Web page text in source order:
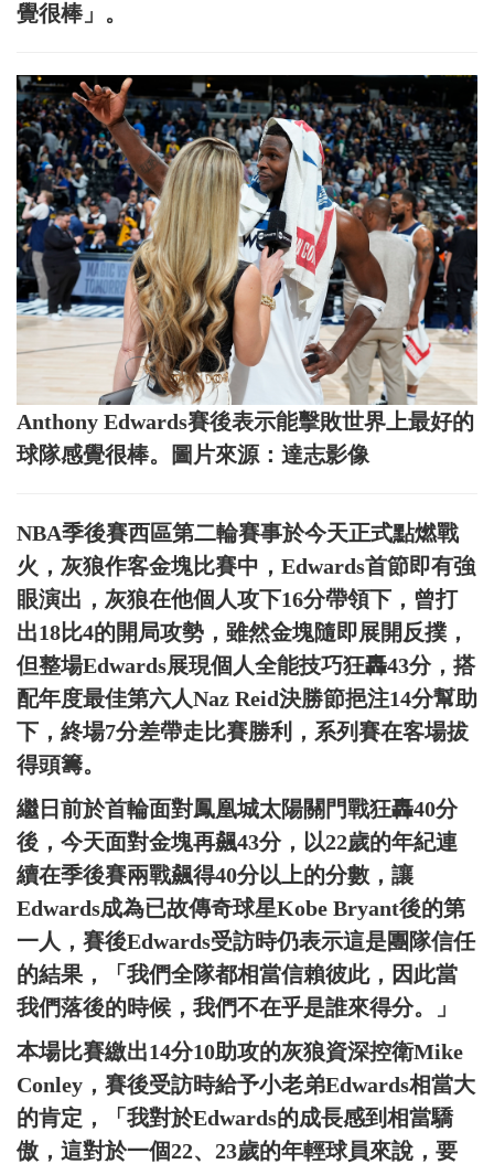
覺很棒」。
Anthony Edwards賽後表示能擊敗世界上最好的
球隊感覺很棒。圖片來源：達志影像
NBA季後賽西區第二輪賽事於今天正式點燃戰
火，灰狼作客金塊比賽中，Edwards首節即有強
眼演出，灰狼在他個人攻下16分帶領下，曾打
出18比4的開局攻勢，雖然金塊隨即展開反撲，
但整場Edwards展現個人全能技巧狂轟43分，搭
配年度最佳第六人Naz Reid決勝節挹注14分幫助
下，終場7分差帶走比賽勝利，系列賽在客場拔
得頭籌。
繼日前於首輪面對鳳凰城太陽關門戰狂轟40分
後，今天面對金塊再飆43分，以22歲的年紀連
續在季後賽兩戰飆得40分以上的分數，讓
Edwards成為已故傳奇球星Kobe Bryant後的第
一人，賽後Edwards受訪時仍表示這是團隊信任
的結果，「我們全隊都相當信賴彼此，因此當
我們落後的時候，我們不在乎是誰來得分。」
本場比賽繳出14分10助攻的灰狼資深控衛Mike
Conley，賽後受訪時給予小老弟Edwards相當大
的肯定，「我對於Edwards的成長感到相當驕
傲，這對於一個22、23歲的年輕球員來說，要